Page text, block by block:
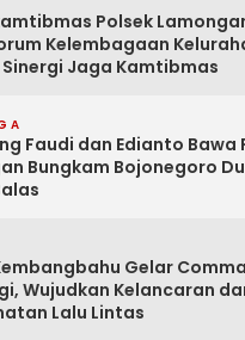
Polsek
Kelembagaan
Jaga Kamtibmas
Faudi dan Edianto Bawa
Bungkam Bojonegoro
Gelar
Wujudkan Kelancaran
Lalu Lintas